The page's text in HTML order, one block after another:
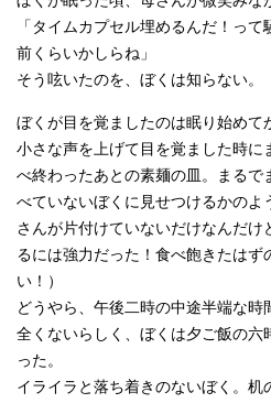
「タイムカプセル埋めるんだ！っ
前くらいかしらね」
そう呟いたのを、ぼくは知らない。
ぼくが目を覚ましたのは眠り始めて
小さな声を上げて目を覚ました時に
べ終わったあとの素麺の皿。まるで
べていないぼくに見せつけるかのよ
さんが片付けていないだけなんだけ
るには強力だった！食べ飽きたはず
い！）
どうやら、午後二時の中途半端な時
全くないらしく、ぼくは夕ご飯の六
った。
イライラと落ち着きのないぼく。机